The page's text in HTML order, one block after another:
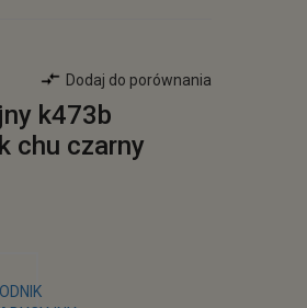
Dodaj do porównania
k473b
chu czarny